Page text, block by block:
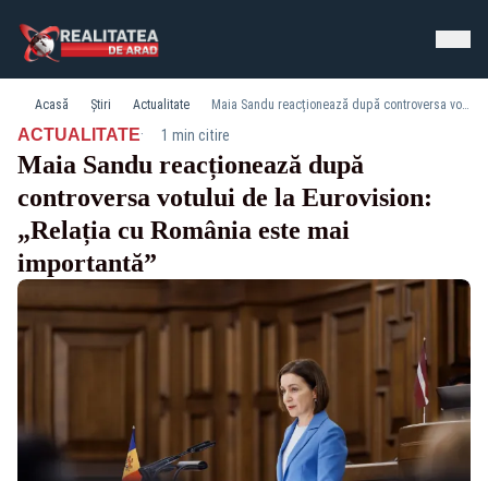
Acasă Știri Actualitate Maia Sandu reacționează după controversa votului de la Eurovision: „Relația cu România este mai importantă”
ACTUALITATE· 1 min citire
Maia Sandu reacționează după
controversa votului de la Eurovision:
„Relația cu România este mai
importantă”